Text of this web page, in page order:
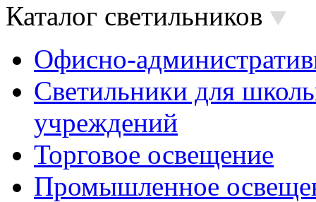
Каталог светильников
Офисно-
Светильники для
учреждений
Торговое освещение
Промышленное